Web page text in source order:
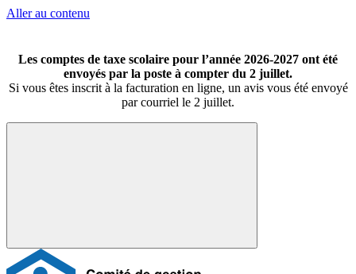
Aller au contenu
Les comptes de taxe scolaire pour l’année 2026-2027 ont été
envoyés par la poste à compter du 2 juillet.
Si vous êtes inscrit à la facturation en ligne, un avis vous été envoyé
par courriel le 2 juillet.